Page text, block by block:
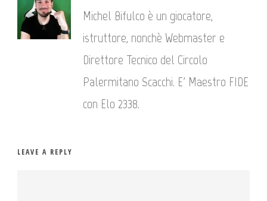
Michel Bifulco è un giocatore,
istruttore, nonchè Webmaster e
Direttore Tecnico del Circolo
Palermitano Scacchi. E' Maestro FIDE
con Elo 2338.
LEAVE A REPLY